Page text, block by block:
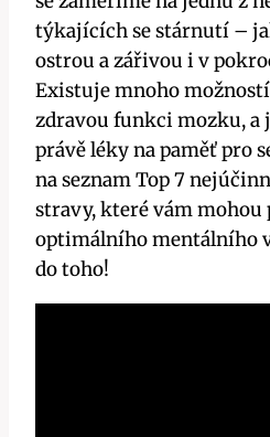
týkajících se stárnutí –
ostrou a zářivou i v
Existuje mnoho
zdravou funkci mozku, a
právě léky na paměť pro
na seznam Top 7
stravy, které vám mohou
optimálního mentálního
do toho!